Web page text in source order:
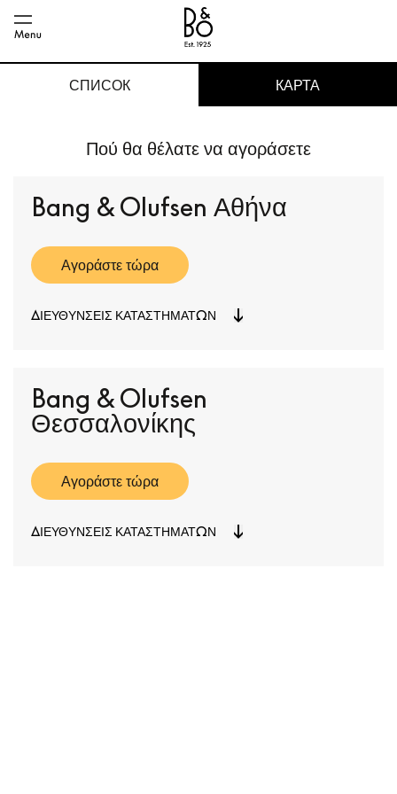
СПИСОК КАРТА
Πού θα θέλατε να αγοράσετε
Bang & Olufsen Αθήνα
Αγοράστε τώρα
ΔΙΕΥΘΎΝΣΕΙΣ ΚΑΤΑΣΤΗΜΆΤΩΝ
Bang & Olufsen
Θεσσαλονίκης
Αγοράστε τώρα
ΔΙΕΥΘΎΝΣΕΙΣ ΚΑΤΑΣΤΗΜΆΤΩΝ